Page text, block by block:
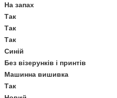
На запах
Так
Так
Так
Синій
Без візерунків і принтів
Машинна вишивка
Так